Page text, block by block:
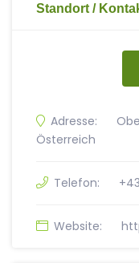
Standort /
Adresse:
Österreich
Telefon:
Website: